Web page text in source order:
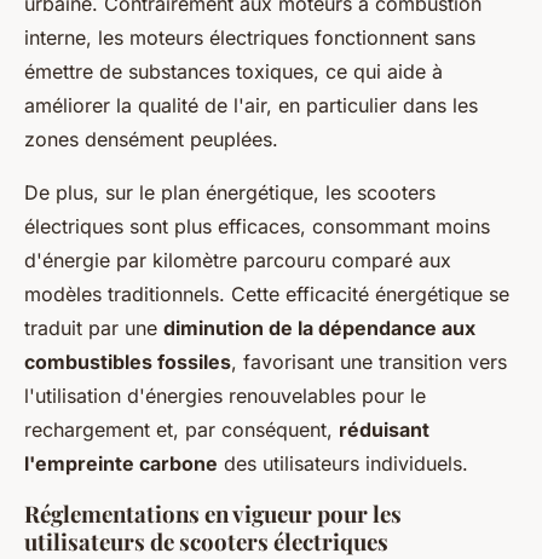
interne, les moteurs électriques fonctionnent sans
émettre de substances toxiques, ce qui aide à
améliorer la qualité de l'air, en particulier dans les
zones densément peuplées.
De plus, sur le plan énergétique, les scooters
électriques sont plus efficaces, consommant moins
d'énergie par kilomètre parcouru comparé aux
modèles traditionnels. Cette efficacité énergétique se
traduit par une diminution de la dépendance aux
combustibles fossiles, favorisant une transition vers
l'utilisation d'énergies renouvelables pour le
rechargement et, par conséquent, réduisant
l'empreinte carbone des utilisateurs individuels.
Réglementations en vigueur pour les
utilisateurs de scooters électriques